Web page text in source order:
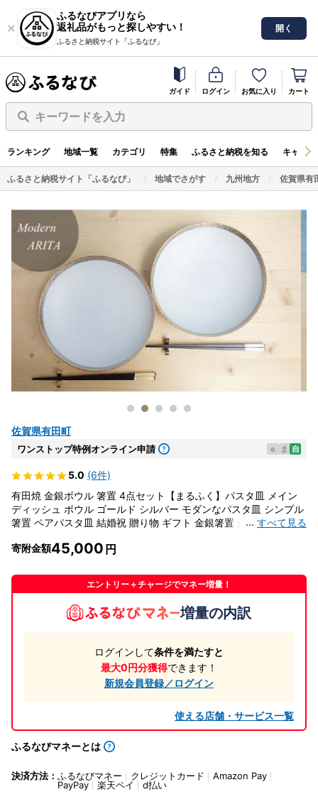
ふるなびアプリなら
返礼品がもっと探しやすい！
ふるさと納税サイト「ふるなび」
開く
ガイド ログイン お気に入り カート
キーワードを入力
ランキング 地域一覧 カテゴリ 特集 ふるさと納税を知る キャン
ふるさと納税サイト「ふるなび」 地域でさがす 九州地方 佐賀県有
佐賀県有田町
ワンストップ特例オンライン申請 e ま 自
5.0 (6件)
有田焼 金銀ボウル 箸置 4点セット【まるふく】パスタ皿 メイン
ディッシュ ボウル ゴールド シルバー モダンなパスタ皿 シンプル
箸置 ペアパスタ皿 結婚祝 贈り物 ギフト 金銀箸置 かわいい箸置
... すべて見る
寄附金額45,000
エントリー＋チャージでマネー増量！
増量の内訳
ログインして条件を満たすと
最大0円分獲得できます！
新規会員登録／ログイン
使える店舗・サービス一覧
ふるなびマネーとは
決済方法： ふるなびマネー クレジットカード
Amazon Pay
PayPay
楽天ペイ d払い